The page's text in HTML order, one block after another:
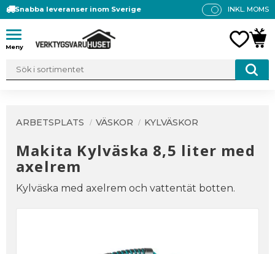
Meny
Snabba leveranser inom Sverige
P
INKL. MOMS
ARBETSPLATS VÄSKOR KYLVÄSKOR
Makita Kylväska 8,5 liter med
axelrem
Kylväska med axelrem och vattentät botten.